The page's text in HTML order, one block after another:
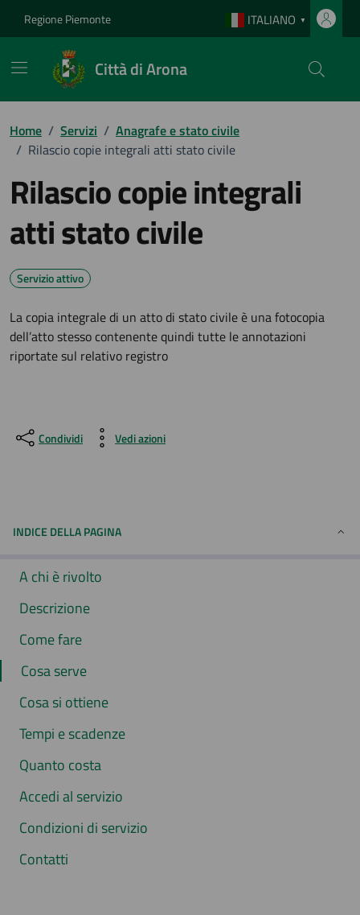
Regione Piemonte ITALIANO ▼
Città di Arona
Home / Servizi / Anagrafe e stato civile
/ Rilascio copie integrali atti stato civile
Rilascio copie integrali
atti stato civile
Servizio attivo
La copia integrale di un atto di stato civile è una fotocopia
dell’atto stesso contenente quindi tutte le annotazioni
riportate sul relativo registro
Condividi Vedi azioni
INDICE DELLA PAGINA
A chi è rivolto
Descrizione
Come fare
Cosa serve
Cosa si ottiene
Tempi e scadenze
Quanto costa
Accedi al servizio
Condizioni di servizio
Contatti